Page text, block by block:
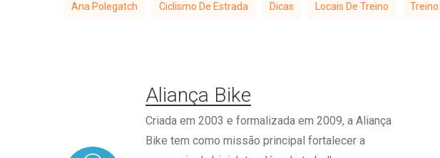
Ana Polegatch Ciclismo De Estrada Dicas Locais De Treino Treino
Aliança Bike
Criada em 2003 e formalizada em 2009, a Aliança
Bike tem como missão principal fortalecer a